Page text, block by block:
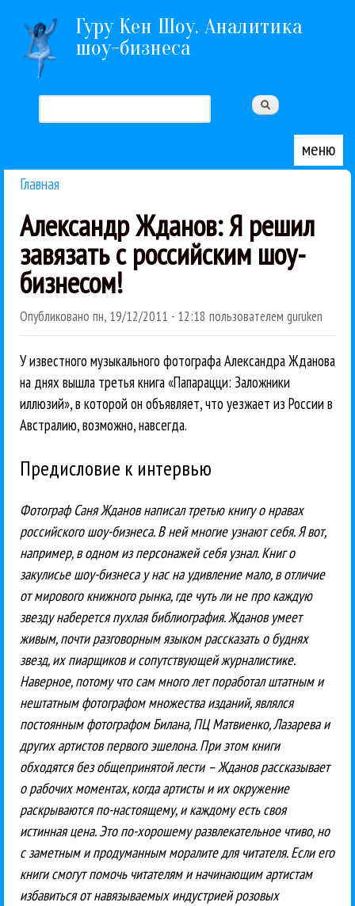
Перейти к основному содержанию
Гуру Кен Шоу. Аналитика
шоу-бизнеса
Форма поиска
меню
Главная
Александр Жданов: Я решил
завязать с российским шоу-
бизнесом!
Опубликовано пн, 19/12/2011 - 12:18 пользователем guruken
У известного музыкального фотографа Александра Жданова
на днях вышла третья книга «Папарацци: Заложники
иллюзий», в которой он объявляет, что уезжает из России в
Австралию, возможно, навсегда.
Предисловие к интервью
Фотограф Саня Жданов написал третью книгу о нравах
российского шоу-бизнеса. В ней многие узнают себя. Я вот,
например, в одном из персонажей себя узнал. Книг о
закулисье шоу-бизнеса у нас на удивление мало, в отличие
от мирового книжного рынка, где чуть ли не про каждую
звезду наберется пухлая библиография. Жданов умеет
живым, почти разговорным языком рассказать о буднях
звезд, их пиарщиков и сопутствующей журналистике.
Наверное, потому что сам много лет поработал штатным и
нештатным фотографом множества изданий, являлся
постоянным фотографом Билана, ПЦ Матвиенко, Лазарева и
других артистов первого эшелона. При этом книги
обходятся без общепринятой лести – Жданов рассказывает
о рабочих моментах, когда артисты и их окружение
раскрываются по-настоящему, и каждому есть своя
истинная цена. Это по-хорошему развлекательное чтиво, но
с заметным и продуманным моралите для читателя. Если его
книги смогут помочь читателям и начинающим артистам
избавиться от навязываемых индустрией розовых